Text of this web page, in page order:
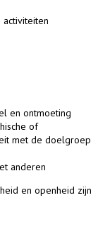
en ontmoeting
of
met de doelgroep
anderen
en openheid zijn